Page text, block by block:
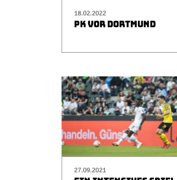
18.02.2022
PK VOR DORTMUND
27.09.2021